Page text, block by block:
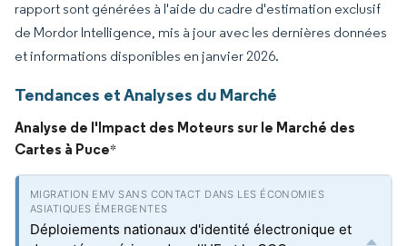
rapport sont générées à l'aide du cadre d'estimation exclusif
de Mordor Intelligence, mis à jour avec les dernières données
et informations disponibles en janvier 2026.
Tendances et Analyses du Marché
Analyse de l'Impact des Moteurs sur le Marché des
Cartes à Puce*
Déploiements nationaux d'identité électronique et